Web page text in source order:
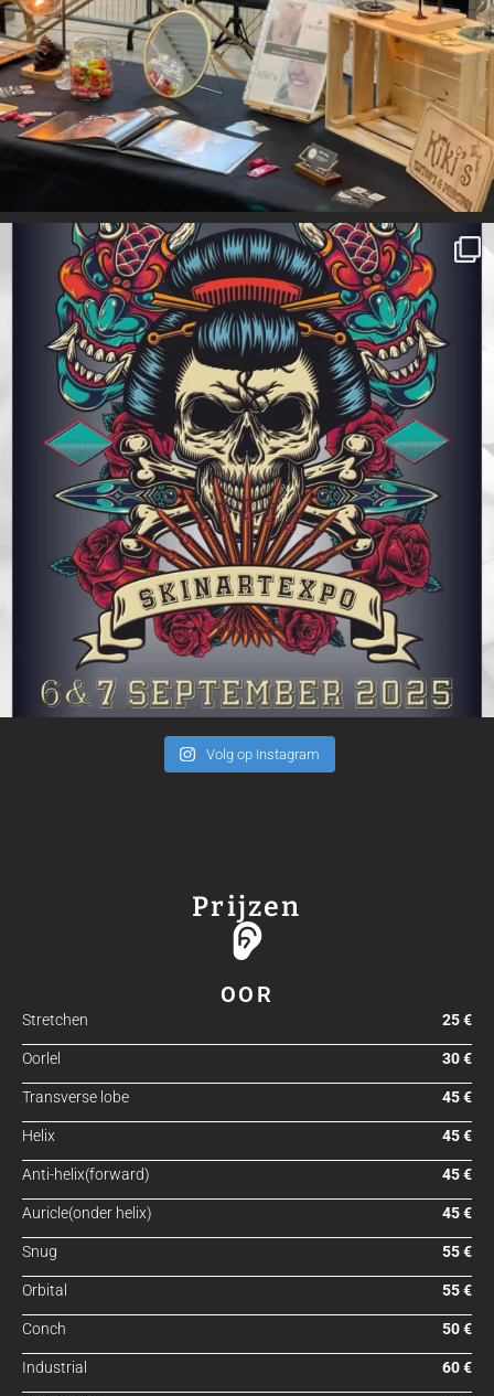
Volg op Instagram
Prijzen
OOR
Stretchen 25 €
Oorlel 30 €
Transverse lobe 45 €
Helix 45 €
Anti-helix(forward) 45 €
Auricle(onder helix) 45 €
Snug 55 €
Orbital 55 €
Conch 50 €
Industrial 60 €